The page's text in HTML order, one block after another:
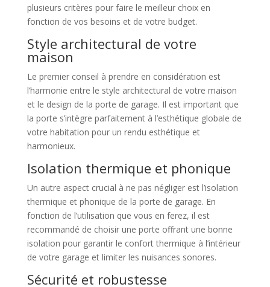
plusieurs critères pour faire le meilleur choix en
fonction de vos besoins et de votre budget.
Style architectural de votre
maison
Le premier conseil à prendre en considération est
l’harmonie entre le style architectural de votre maison
et le design de la porte de garage. Il est important que
la porte s’intègre parfaitement à l’esthétique globale de
votre habitation pour un rendu esthétique et
harmonieux.
Isolation thermique et phonique
Un autre aspect crucial à ne pas négliger est l’isolation
thermique et phonique de la porte de garage. En
fonction de l’utilisation que vous en ferez, il est
recommandé de choisir une porte offrant une bonne
isolation pour garantir le confort thermique à l’intérieur
de votre garage et limiter les nuisances sonores.
Sécurité et robustesse